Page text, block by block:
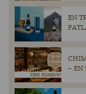
EN
– EN